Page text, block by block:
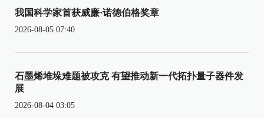
我国科学家首获威廉·诺德伯格奖章
2026-08-05 07:40
石墨烯堆垛难题被攻克 有望推动新一代拓扑量子器件发
展
2026-08-04 03:05